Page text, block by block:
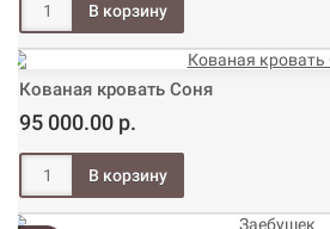
Кованая кровать Соня
95 000.00 р.